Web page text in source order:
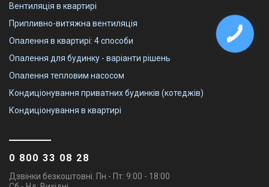
Вентиляція в квартирі
Припливно-витяжна вентиляція
Опалення в квартирі: 4 способи
Опалення для будинку - варіанти рішень
Опалення тепловим насосом
Кондиціонування приватних будинків (котеджів)
Кондиціонування в квартирі
0 800 33 08 28
Дзвінки безкоштовні. Пн - Пт: 9:00 - 18:00